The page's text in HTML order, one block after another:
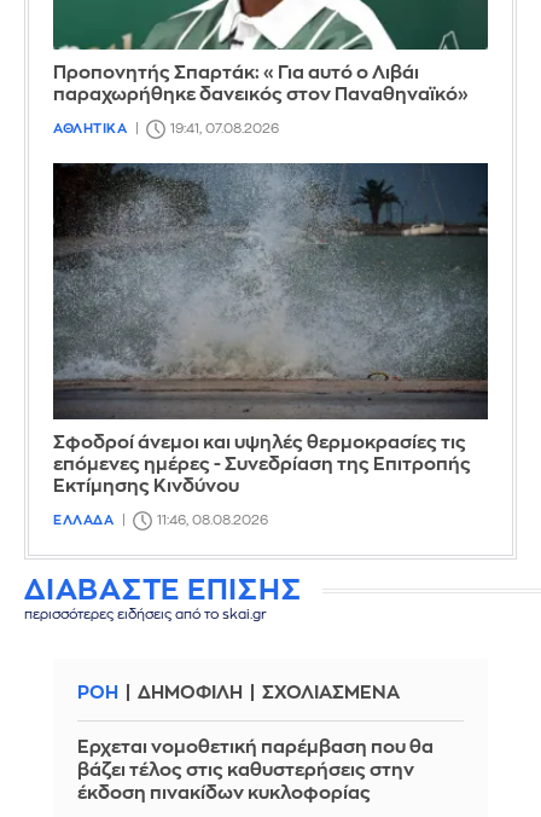
Προπονητής Σπαρτάκ: «Για αυτό ο Λιβάι
παραχωρήθηκε δανεικός στον Παναθηναϊκό»
ΑΘΛΗΤΙΚΑ 19:41, 07.08.2026
Σφοδροί άνεμοι και υψηλές θερμοκρασίες τις
επόμενες ημέρες - Συνεδρίαση της Επιτροπής
Εκτίμησης Κινδύνου
ΕΛΛΑΔΑ 11:46, 08.08.2026
ΔΙΑΒΑΣΤΕ ΕΠΙΣΗΣ
περισσότερες ειδήσεις από το skai.gr
ΡΟΗ ΔΗΜΟΦΙΛΗ ΣΧΟΛΙΑΣΜΕΝΑ
Έρχεται νομοθετική παρέμβαση που θα
βάζει τέλος στις καθυστερήσεις στην
έκδοση πινακίδων κυκλοφορίας